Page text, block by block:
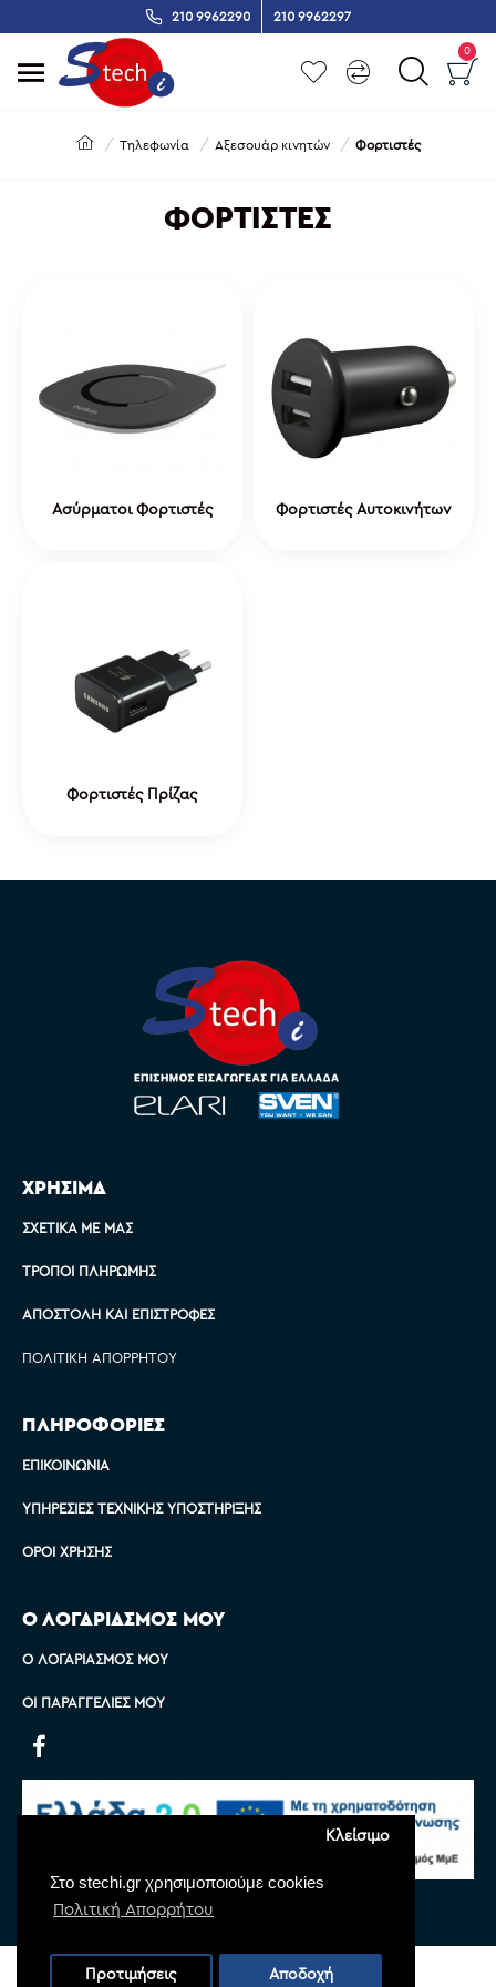
Στο stechi.gr χρησιμοποιούμε cookies
Πολιτική Απορρήτου
Κλείσιμο
Προτιμήσεις Αποδοχή
210 9962290 210 9962297
0
Τηλεφωνία Αξεσουάρ κινητών Φορτιστές
ΦΟΡΤΙΣΤΈΣ
Ασύρματοι Φορτιστές Φορτιστές Αυτοκινήτων
Φορτιστές Πρίζας
ΧΡΗΣΙΜΑ
ΣΧΕΤΙΚΆ ΜΕ ΜΑΣ
ΤΡΌΠΟΙ ΠΛΗΡΩΜΉΣ
ΑΠΟΣΤΟΛΉ ΚΑΙ ΕΠΙΣΤΡΟΦΈΣ
ΠΟΛΙΤΙΚΉ ΑΠΟΡΡΉΤΟΥ
ΠΛΗΡΟΦΟΡΙΕΣ
ΕΠΙΚΟΙΝΩΝΊΑ
ΥΠΗΡΕΣΊΕΣ ΤΕΧΝΙΚΉΣ ΥΠΟΣΤΉΡΙΞΗΣ
ΌΡΟΙ ΧΡΉΣΗΣ
Ο ΛΟΓΑΡΙΑΣΜΟΣ ΜΟΥ
Ο ΛΟΓΑΡΙΑΣΜΌΣ ΜΟΥ
ΟΙ ΠΑΡΑΓΓΕΛΊΕΣ ΜΟΥ
Copyright © 2022 Stechi, All Rights Reserved